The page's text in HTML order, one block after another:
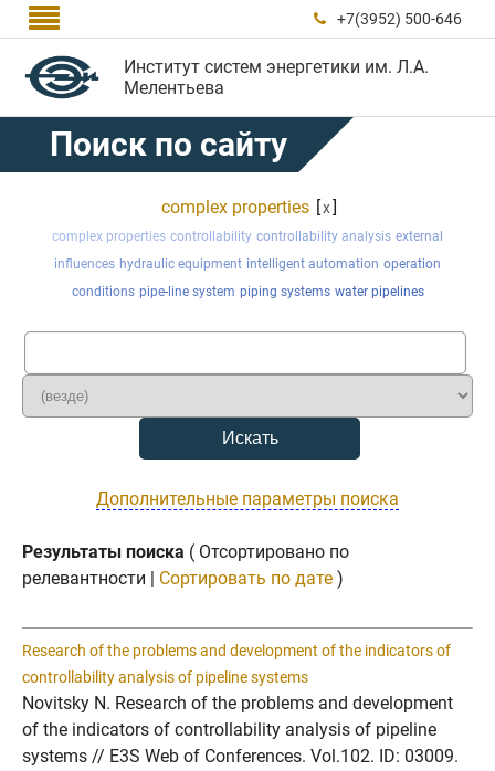
  +7(3952) 500-646
Институт систем энергетики им. Л.А.
Мелентьева
Поиск по сайту
complex properties [x]
complex properties controllability controllability analysis external
influences hydraulic equipment intelligent automation operation
conditions pipe-line system piping systems water pipelines
Дополнительные параметры поиска
Результаты поиска ( Отсортировано по
релевантности | Сортировать по дате )
Research of the problems and development of the indicators of
controllability analysis of pipeline systems
Novitsky N. Research of the problems and development
of the indicators of controllability analysis of pipeline
systems // E3S Web of Conferences. Vol.102. ID: 03009.